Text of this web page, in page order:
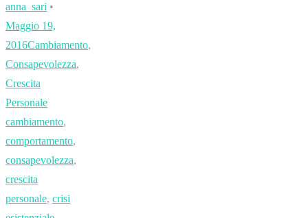
anna_sari •
Maggio 19,
2016Cambiamento,
Consapevolezza,
Crescita
Personale
cambiamento,
comportamento,
consapevolezza,
crescita
personale, crisi